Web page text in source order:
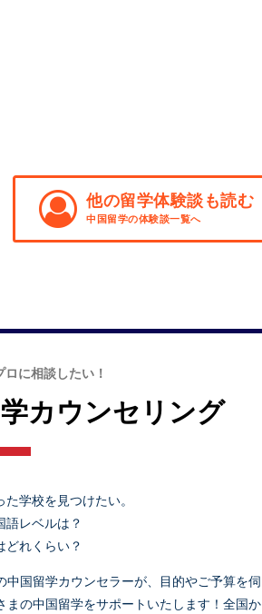
他の留学体験談も読む
中国留学の体験談一覧へ
に相談したい！
カウンセリング
た学校を見つけたい。
語レベルは？
どれくらい？
中国留学カウンセラーが、目的やご予算を伺
まの中国留学をサポートいたします！全国か